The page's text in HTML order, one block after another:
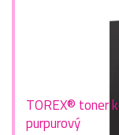
TOREX® toner
purpurový